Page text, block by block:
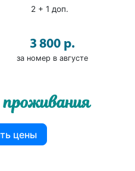
2 + 1 доп.
3 800 р.
за номер в августе
цены